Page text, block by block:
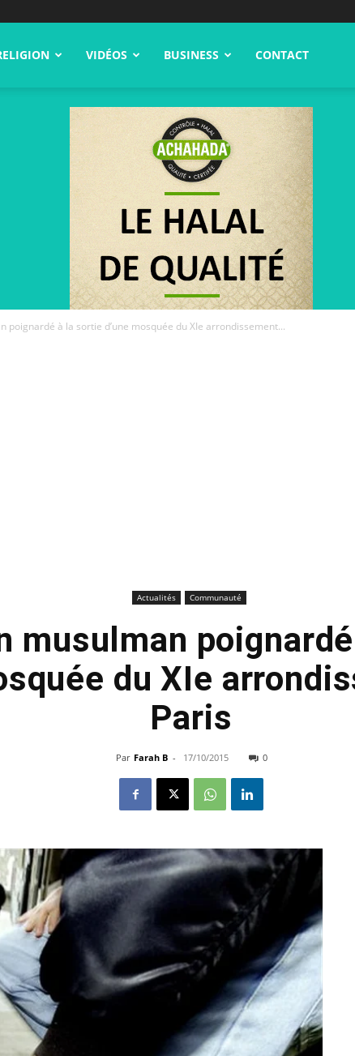
VIDÉOS BUSINESS CONTACT
poignardé à la sortie d’une mosquée du XIe arrondissement...
Actualités Communauté
musulman
du XIe
Paris
Par Farah B - 17/10/2015 0